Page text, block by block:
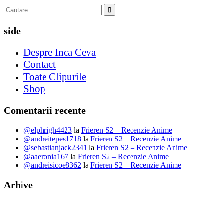
side
Despre Inca Ceva
Contact
Toate Clipurile
Shop
Comentarii recente
@elphrigh4423 la Frieren S2 – Recenzie Anime
@andreitepes1718 la Frieren S2 – Recenzie Anime
@sebastianjack2341 la Frieren S2 – Recenzie Anime
@aaeronia167 la Frieren S2 – Recenzie Anime
@andreisicoe8362 la Frieren S2 – Recenzie Anime
Arhive